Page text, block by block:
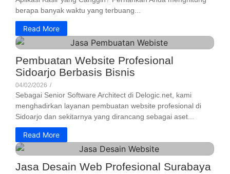
berapa banyak waktu yang terbuang...
Read More
Pembuatan Website Profesional
Sidoarjo Berbasis Bisnis
04/02/2026 /
Sebagai Senior Software Architect di Delogic.net, kami
menghadirkan layanan pembuatan website profesional di
Sidoarjo dan sekitarnya yang dirancang sebagai aset...
Read More
Jasa Desain Web Profesional Surabaya